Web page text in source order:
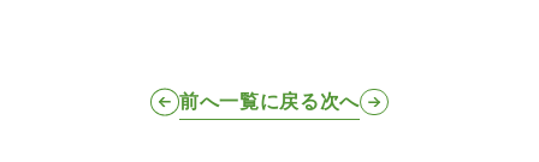
前へ一覧に戻る次へ